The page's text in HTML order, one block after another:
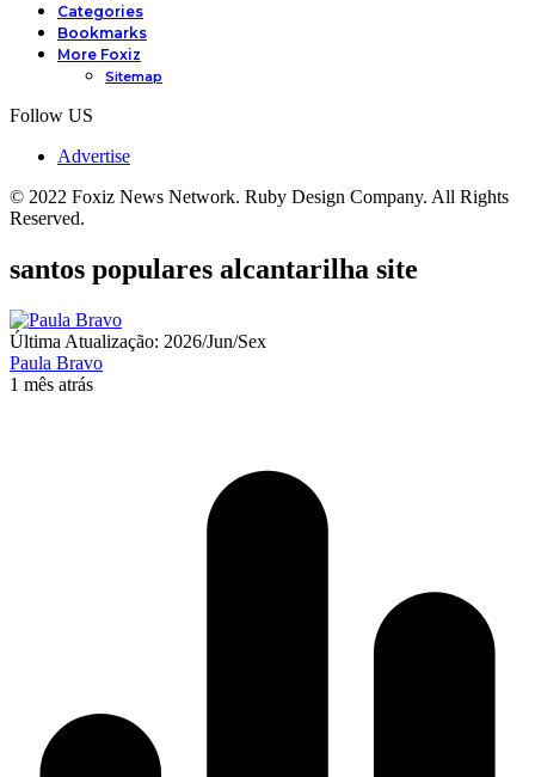
Categories
Bookmarks
More Foxiz
Sitemap
Follow US
Advertise
© 2022 Foxiz News Network. Ruby Design Company. All Rights
Reserved.
santos populares alcantarilha site
Última Atualização: 2026/Jun/Sex
Paula Bravo
1 mês atrás